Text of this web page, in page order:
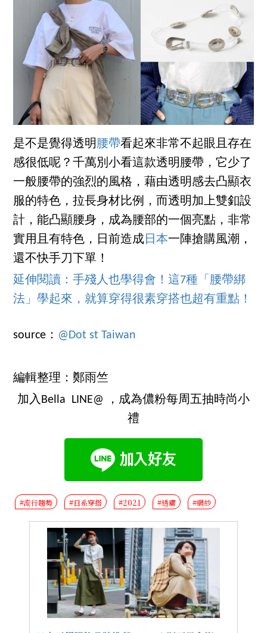
是不是覺得透明 腰帶看起來非常不起眼且存在
感很低呢？千萬別小看這款透明腰帶，它少了
一般腰帶的強烈的風格，藉由透明感去凸顯衣
服的特色，拉長身材比例，而透明加上雙釦設
計，能凸顯腰身，成為腰部的一個亮點，非常
實用且有特色，日前造成 日本一陣搶購風潮，
還不快手刀下單！
延伸閱讀：手殘人也學得會！這7種「腰帶綁
法」學起來，就算穿得很素穿搭也超有重點！
source： @Dot st Taiwan
編輯整理：鄭雨竺
加入Bella LINE@ ，成為儂粉每周五抽時尚小
禮
#流行趨勢 #日系穿搭 #2021 #透膚 #網紗